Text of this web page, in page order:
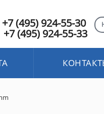
+7 (495) 924-55-30
+7 (495) 924-55-33